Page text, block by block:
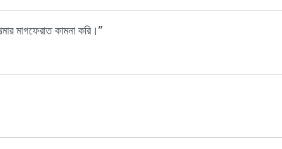
মাগফেরাত কামনা করি।